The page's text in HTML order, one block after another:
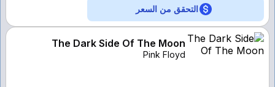
التحقق من السعر
The Dark Side Of The Moon
Pink Floyd